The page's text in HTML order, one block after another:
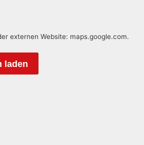
externen Website: maps.google.com.
laden